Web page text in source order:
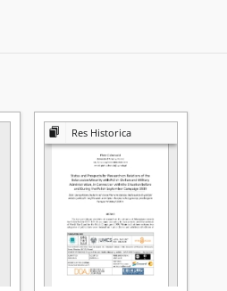
Res Historica